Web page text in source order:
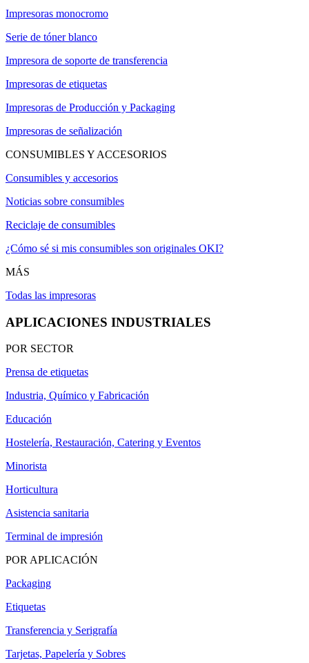
Impresoras monocromo
Serie de tóner blanco
Impresora de soporte de transferencia
Impresoras de etiquetas
Impresoras de Producción y Packaging
Impresoras de señalización
CONSUMIBLES Y ACCESORIOS
Consumibles y accesorios
Noticias sobre consumibles
Reciclaje de consumibles
¿Cómo sé si mis consumibles son originales OKI?
MÁS
Todas las impresoras
APLICACIONES INDUSTRIALES
POR SECTOR
Prensa de etiquetas
Industria, Químico y Fabricación
Educación
Hostelería, Restauración, Catering y Eventos
Minorista
Horticultura
Asistencia sanitaria
Terminal de impresión
POR APLICACIÓN
Packaging
Etiquetas
Transferencia y Serigrafía
Tarjetas, Papelería y Sobres